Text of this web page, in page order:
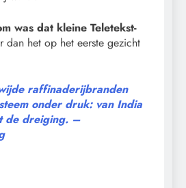
was dat kleine Teletekst-
dan het op het eerste gezicht
raffinaderijbranden
onder druk: van India
de dreiging. –